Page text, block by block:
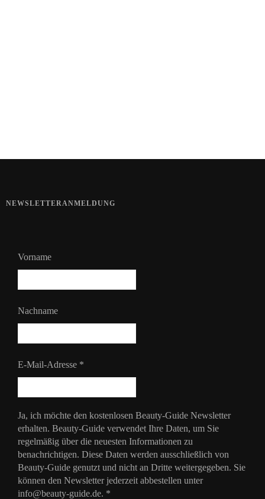
NEWSLETTERANMELDUNG
Vorname
Nachname
E-Mail-Adresse *
Ja, ich möchte den kostenlosen Beauty-Guide Newsletter
erhalten. Beauty-Guide verwendet Ihre Daten, um Sie
regelmäßig über die neuesten Informationen zu
benachrichtigen. Diese Daten werden ausschließlich von
Beauty-Guide genutzt und nicht an Dritte weitergegeben. Sie
können den Newsletter jederzeit abbestellen unter
info@beauty-guide.de. *